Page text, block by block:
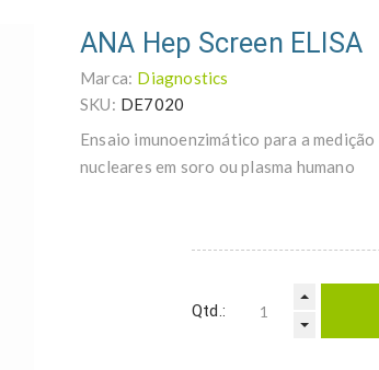
ANA Hep Screen ELISA
Marca: Diagnostics
SKU: DE7020
Ensaio imunoenzimático para a
nucleares em soro ou plasma humano
Qtd.: